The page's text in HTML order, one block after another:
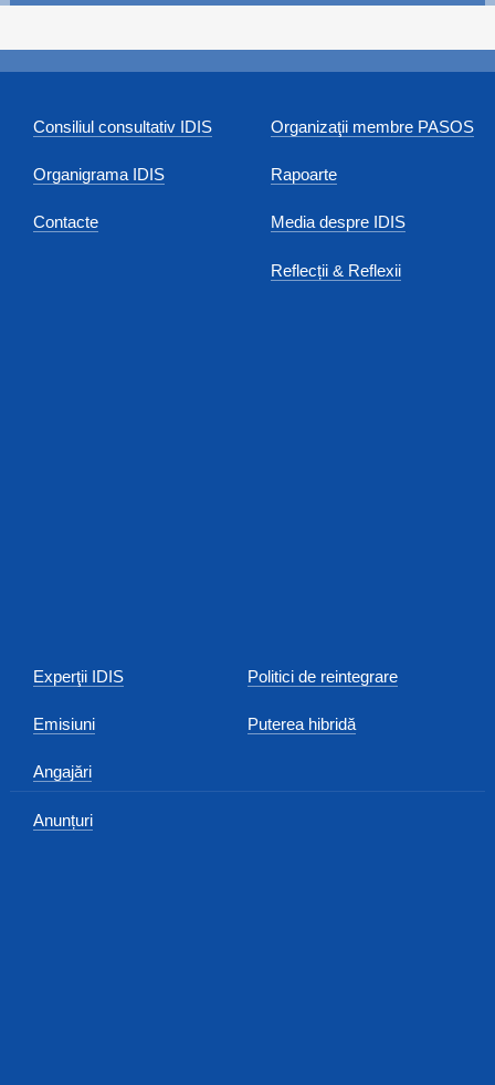
Consiliul consultativ IDIS
Organigrama IDIS
Contacte
Organizaţii membre PASOS
Rapoarte
Media despre IDIS
Reflecții & Reflexii
Experţii IDIS
Emisiuni
Angajări
Anunțuri
Politici de reintegrare
Puterea hibridă